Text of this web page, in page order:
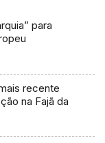
para
recente
na Fajã da